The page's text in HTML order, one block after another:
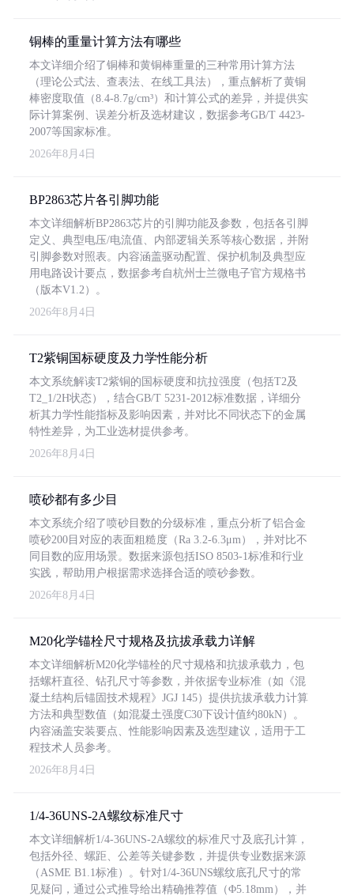
铜棒的重量计算方法有哪些
本文详细介绍了铜棒和黄铜棒重量的三种常用计算方法
（理论公式法、查表法、在线工具法），重点解析了黄铜
棒密度取值（8.4-8.7g/cm³）和计算公式的差异，并提供实
际计算案例、误差分析及选材建议，数据参考GB/T 4423-
2007等国家标准。
2026年8月4日
BP2863芯片各引脚功能
本文详细解析BP2863芯片的引脚功能及参数，包括各引脚
定义、典型电压/电流值、内部逻辑关系等核心数据，并附
引脚参数对照表。内容涵盖驱动配置、保护机制及典型应
用电路设计要点，数据参考自杭州士兰微电子官方规格书
（版本V1.2）。
2026年8月4日
T2紫铜国标硬度及力学性能分析
本文系统解读T2紫铜的国标硬度和抗拉强度（包括T2及
T2_1/2H状态），结合GB/T 5231-2012标准数据，详细分
析其力学性能指标及影响因素，并对比不同状态下的金属
特性差异，为工业选材提供参考。
2026年8月4日
喷砂都有多少目
本文系统介绍了喷砂目数的分级标准，重点分析了铝合金
喷砂200目对应的表面粗糙度（Ra 3.2-6.3μm），并对比不
同目数的应用场景。数据来源包括ISO 8503-1标准和行业
实践，帮助用户根据需求选择合适的喷砂参数。
2026年8月4日
M20化学锚栓尺寸规格及抗拔承载力详解
本文详细解析M20化学锚栓的尺寸规格和抗拔承载力，包
括螺杆直径、钻孔尺寸等参数，并依据专业标准（如《混
凝土结构后锚固技术规程》JGJ 145）提供抗拔承载力计算
方法和典型数值（如混凝土强度C30下设计值约80kN）。
内容涵盖安装要点、性能影响因素及选型建议，适用于工
程技术人员参考。
2026年8月4日
1/4-36UNS-2A螺纹标准尺寸
本文详细解析1/4-36UNS-2A螺纹的标准尺寸及底孔计算，
包括外径、螺距、公差等关键参数，并提供专业数据来源
（ASME B1.1标准）。针对1/4-36UNS螺纹底孔尺寸的常
见疑问，通过公式推导给出精确推荐值（Φ5.18mm），并